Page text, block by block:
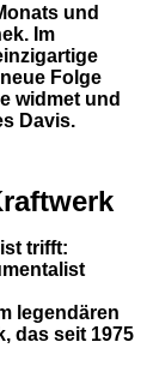
und
Im
Folge
widmet und
Davis.
trifft:
legendären
das seit 1975